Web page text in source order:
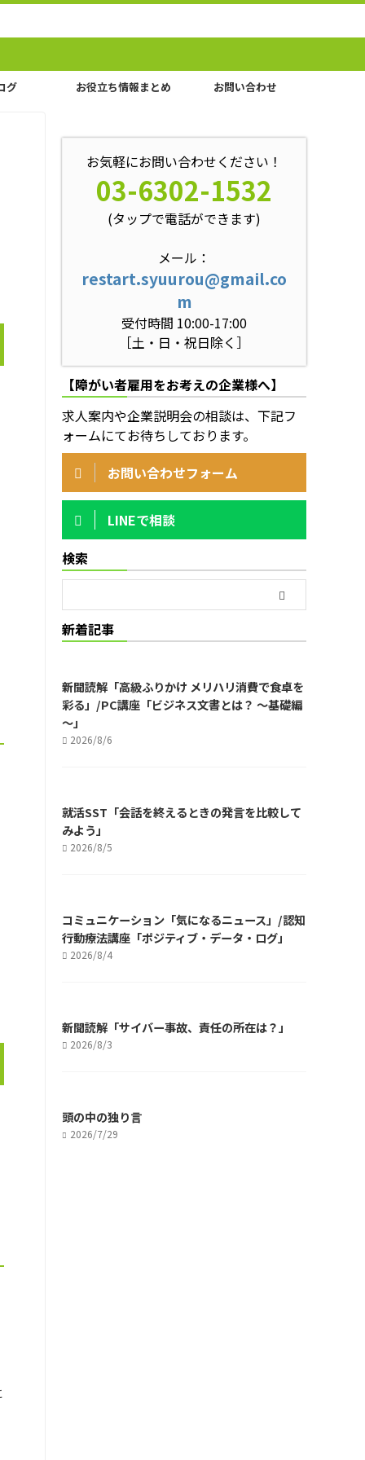
グ お役立ち情報まとめ お問い合わせ
お気軽にお問い合わせください！
03-6302-1532
(タップで電話ができます)
メール：
restart.syuurou@gmail.co
m
受付時間 10:00-17:00
［土・日・祝日除く］
【障がい者雇用をお考えの企業様へ】
求人案内や企業説明会の相談は、下記フ
ォームにてお待ちしております。
お問い合わせフォーム
LINEで相談
検索
新着記事
新聞読解「高級ふりかけ メリハリ消費で食卓を
彩る」/PC講座「ビジネス文書とは？ ～基礎編
～」
2026/8/6
就活SST「会話を終えるときの発言を比較して
みよう」
2026/8/5
コミュニケーション「気になるニュース」/認知
行動療法講座「ポジティブ・データ・ログ」
2026/8/4
新聞読解「サイバー事故、責任の所在は？」
2026/8/3
頭の中の独り言
2026/7/29